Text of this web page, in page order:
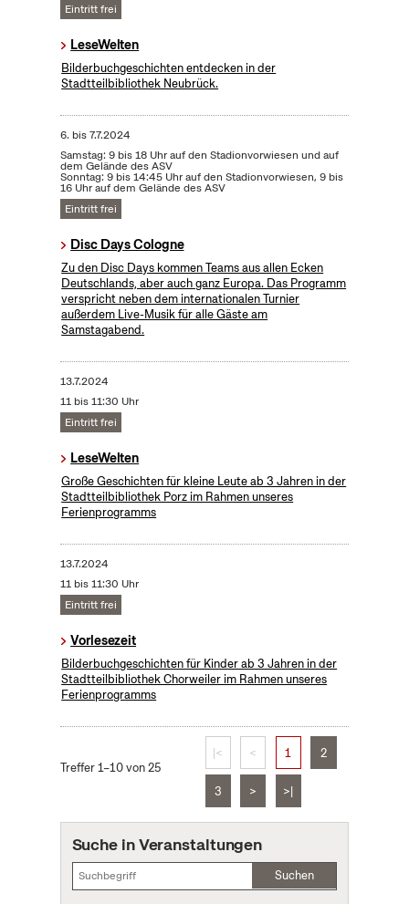
Eintritt frei
LeseWelten
Bilderbuchgeschichten entdecken in der
Stadtteilbibliothek Neubrück.
6. bis7.7.2024
Samstag: 9 bis 18 Uhr auf den Stadionvorwiesen und auf
dem Gelände des ASV
Sonntag: 9 bis 14:45 Uhr auf den Stadionvorwiesen, 9 bis
16 Uhr auf dem Gelände des ASV
Eintritt frei
Disc Days Cologne
Zu den Disc Days kommen Teams aus allen Ecken
Deutschlands, aber auch ganz Europa. Das Programm
verspricht neben dem internationalen Turnier
außerdem Live-Musik für alle Gäste am
Samstagabend.
13.7.2024
11 bis 11:30 Uhr
Eintritt frei
LeseWelten
Große Geschichten für kleine Leute ab 3 Jahren in der
Stadtteilbibliothek Porz im Rahmen unseres
Ferienprogramms
13.7.2024
11 bis 11:30 Uhr
Eintritt frei
Vorlesezeit
Bilderbuchgeschichten für Kinder ab 3 Jahren in der
Stadtteilbibliothek Chorweiler im Rahmen unseres
Ferienprogramms
Treffer 1–10 von 25
|< < 1 2
3 > >|
Suche in Veranstaltungen
Suchen